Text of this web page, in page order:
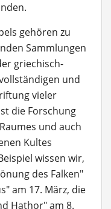
gehören zu
Sammlungen
griechisch-
und
vieler
die Forschung
und auch
Kultes
wissen wir,
des Falken"
am 17. März, die
Hathor" am 8.